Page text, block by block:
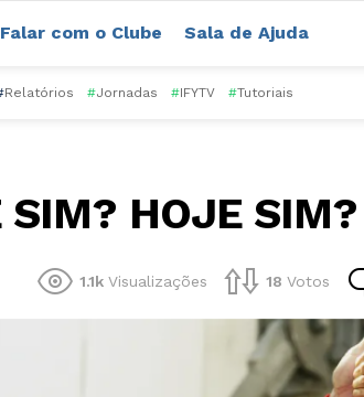
Falar com o Clube Sala de Ajuda
Relatórios #Jornadas #IFYTV #Tutoriais
SIM? HOJE SIM?
1.1k Visualizações 18 Votos